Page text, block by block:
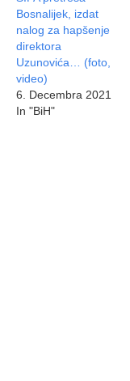
Bosnalijek, izdat
nalog za hapšenje
direktora
Uzunovića… (foto,
video)
6. Decembra 2021
In "BiH"